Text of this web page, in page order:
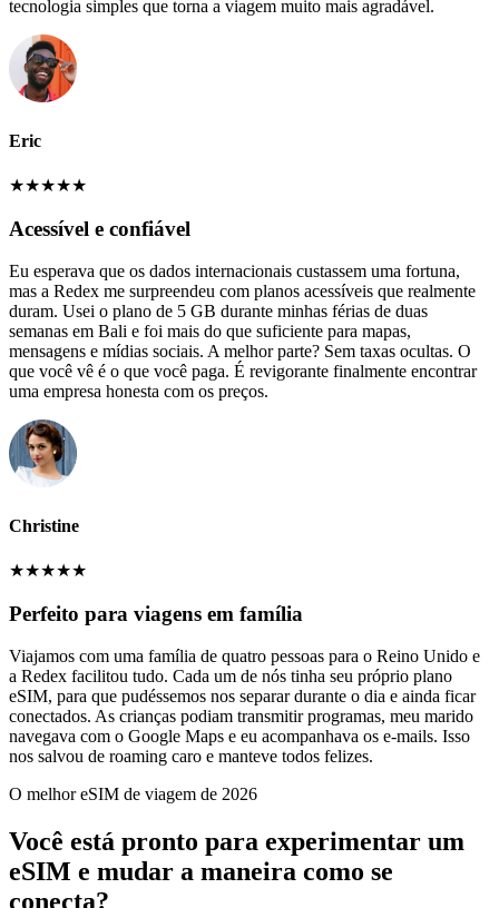
tecnologia simples que torna a viagem muito mais agradável.
Eric
★★★★★
Acessível e confiável
Eu esperava que os dados internacionais custassem uma fortuna,
mas a Redex me surpreendeu com planos acessíveis que realmente
duram. Usei o plano de 5 GB durante minhas férias de duas
semanas em Bali e foi mais do que suficiente para mapas,
mensagens e mídias sociais. A melhor parte? Sem taxas ocultas. O
que você vê é o que você paga. É revigorante finalmente encontrar
uma empresa honesta com os preços.
Christine
★★★★★
Perfeito para viagens em família
Viajamos com uma família de quatro pessoas para o Reino Unido e
a Redex facilitou tudo. Cada um de nós tinha seu próprio plano
eSIM, para que pudéssemos nos separar durante o dia e ainda ficar
conectados. As crianças podiam transmitir programas, meu marido
navegava com o Google Maps e eu acompanhava os e-mails. Isso
nos salvou de roaming caro e manteve todos felizes.
O melhor eSIM de viagem de 2026
Você está pronto para experimentar um
eSIM e mudar a maneira como se
conecta?